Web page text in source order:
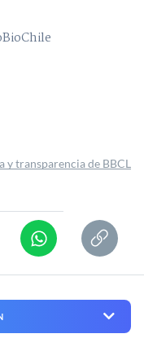
y transparencia de BBCL